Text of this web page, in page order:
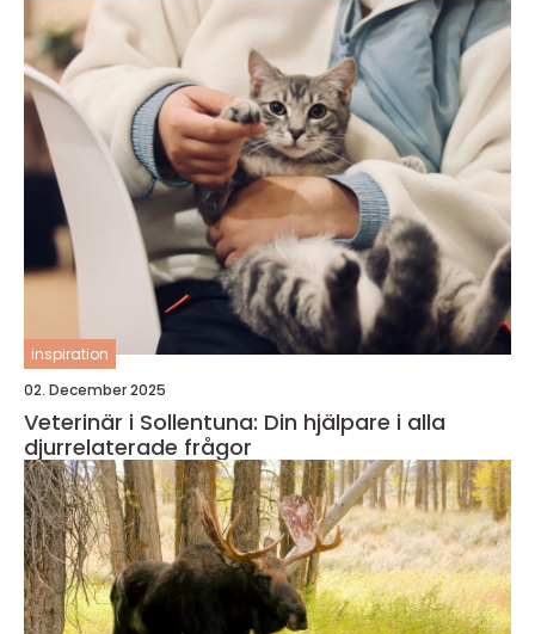
inspiration
02. December 2025
Veterinär i Sollentuna: Din hjälpare i alla
djurrelaterade frågor